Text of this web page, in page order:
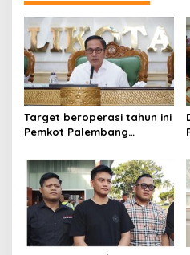
Target beroperasi tahun ini
Pemkot Palembang
proyek PSEL